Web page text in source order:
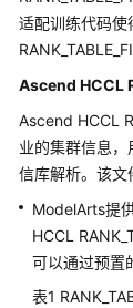
模
训
练
使
流
程
准
备
适配训练代码
Ascend HCCL
Ascend HCCL
业的集群信息
信库解析。该文
ModelArts提
HCCL
可以通过预置
表1